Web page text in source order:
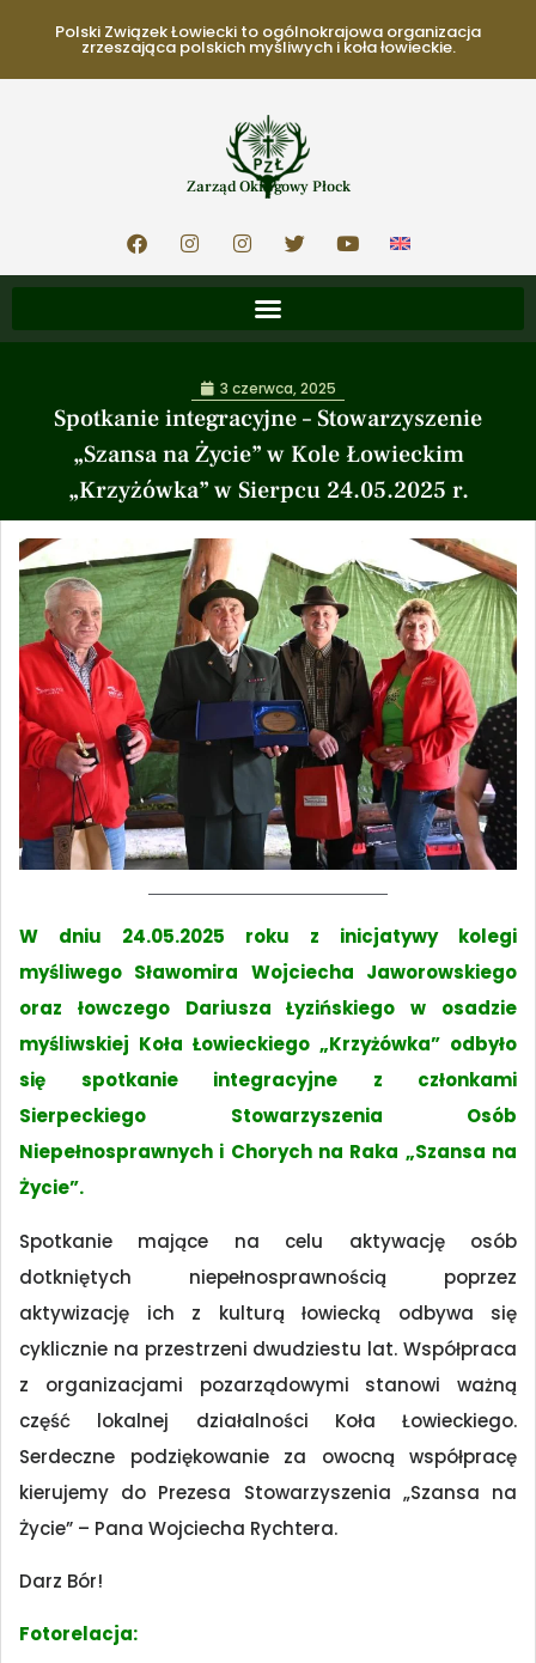
Polski Związek Łowiecki to ogólnokrajowa organizacja
zrzeszająca polskich myśliwych i koła łowieckie.
Zarząd Okręgowy Płock
Spotkanie integracyjne – Stowarzyszenie
„Szansa na Życie” w Kole Łowieckim
„Krzyżówka” w Sierpcu 24.05.2025 r.
3 czerwca, 2025
W dniu 24.05.2025 roku z inicjatywy kolegi
myśliwego Sławomira Wojciecha Jaworowskiego
oraz łowczego Dariusza Łyzińskiego w osadzie
myśliwskiej Koła Łowieckiego „Krzyżówka” odbyło
się spotkanie integracyjne z członkami
Sierpeckiego Stowarzyszenia Osób
Niepełnosprawnych i Chorych na Raka „Szansa na
Życie”.
Spotkanie mające na celu aktywację osób
dotkniętych niepełnosprawnością poprzez
aktywizację ich z kulturą łowiecką odbywa się
cyklicznie na przestrzeni dwudziestu lat. Współpraca
z organizacjami pozarządowymi stanowi ważną
część lokalnej działalności Koła Łowieckiego.
Serdeczne podziękowanie za owocną współpracę
kierujemy do Prezesa Stowarzyszenia „Szansa na
Życie” – Pana Wojciecha Rychtera.
Darz Bór!
Fotorelacja: